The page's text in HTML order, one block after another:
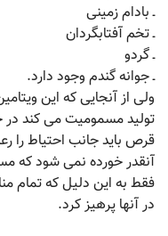
ـ بادام زمینی
ـ تخم آفتابگردان
ـ گردو
ـ جوانه گندم وجود دارد.
ولی از آنجایی که این
تولید مسمومیت می کند
قرص باید جانب احتیاط را
آنقدر خورده نمی شود که
فقط به این دلیل که تمام
در آنها پرهیز کرد.